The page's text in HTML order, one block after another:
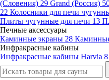
(Словения) 29 Grand (Россия)
22 Колосники для печи
Плиты чугунные для печи 13
Печные аксессуары
Каминные экраны 28
Инфракрасные кабины
Инфракрасные кабины Harvia 8